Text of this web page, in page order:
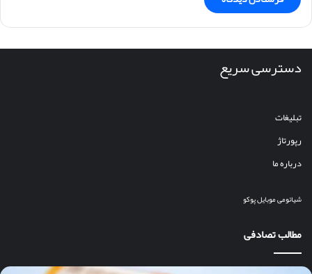
دسترسی سریع
تبلیغات
رپورتاژ
درباره ما
شیائومیموبایلپوکو
مطالب تصادفی